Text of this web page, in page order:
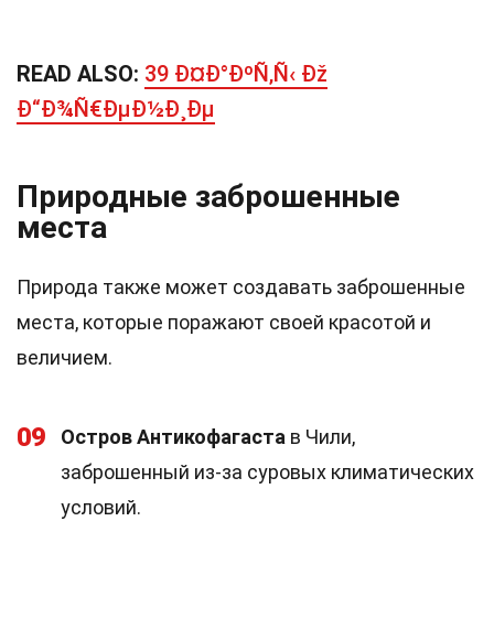
READ ALSO: 39 Ð¤Ð°ÐºÑ‚Ñ‹ Ðž
Ð“Ð¾Ñ€ÐµÐ½Ð¸Ðµ
Природные заброшенные
места
Природа также может создавать заброшенные
места, которые поражают своей красотой и
величием.
09 Остров Антикофагаста в Чили,
заброшенный из-за суровых климатических
условий.